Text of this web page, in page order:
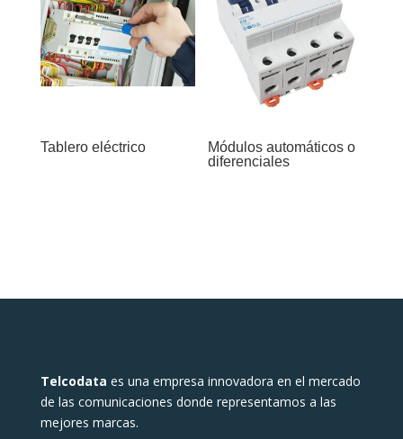
Tablero eléctrico
Módulos automáticos o
diferenciales
Telcodata es una empresa innovadora en el mercado
de las comunicaciones donde representamos a las
mejores marcas.